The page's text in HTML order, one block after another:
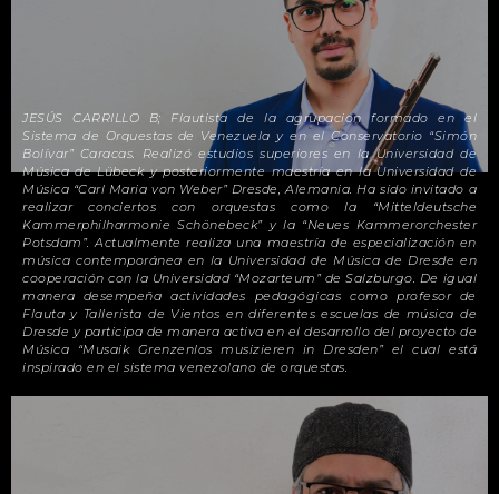
JESÚS CARRILLO B; Flautista de la agrupacion formado en el
Sistema de Orquestas de Venezuela y en el Conservatorio “Simón
Bolívar” Caracas. Realizó estudios superiores en la Universidad de
Música de Lübeck ​y posteriormente maestría en la Universidad de
Música “Carl Maria von Weber” Dresde, Alemania. Ha sido invitado a
realizar conciertos con orquestas como la “Mitteldeutsche
Kammerphilharmonie Schönebeck” y la “Neues Kammerorchester
Potsdam”. Actualmente realiza una maestría de especialización en
música contemporánea en la Universidad de Música de Dresde en
cooperación con la Universidad “Mozarteum” de Salzburgo. De igual
manera desempeña actividades pedagógicas como profesor de
Flauta y Tallerista de Vientos en diferentes escuelas de música de
Dresde y participa de manera activa en el desarrollo del proyecto de
Música “Musaik Grenzenlos musizieren in Dresden” el cual está
inspirado en el sistema venezolano de orquestas.